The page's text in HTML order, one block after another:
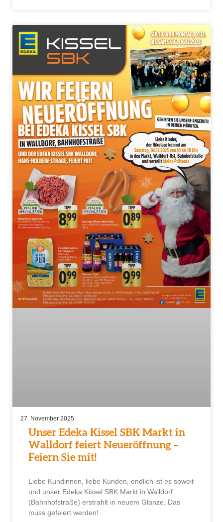
Unser Edeka Kissel SBK Markt in
Walldorf feiert Neueröffnung –
Feiern Sie mit!
Liebe Kundinnen, liebe Kunden, endlich ist es soweit
und unser Edeka Kissel SBK Markt in Walldorf
(Bahnhofstraße) erstrahlt in neuem Glanze. Das
muss gefeiert werden!
27. November 2025